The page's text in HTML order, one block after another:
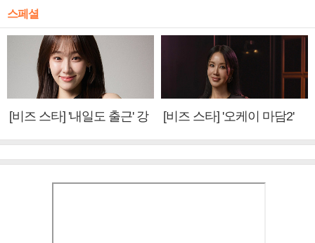
스페셜
[비즈 스타] '내일도 출근' 강
[비즈 스타] '오케이 마담2'